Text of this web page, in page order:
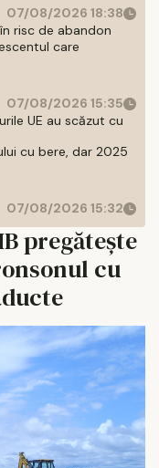
07/08/2026 18:38
risc de abandon
care
07/08/2026 15:35
UE au scăzut cu
cu bere, dar 2025
07/08/2026 15:32
pregătește
cu